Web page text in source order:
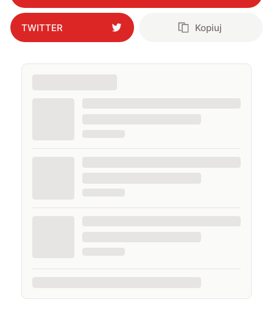
TWITTER Kopiuj